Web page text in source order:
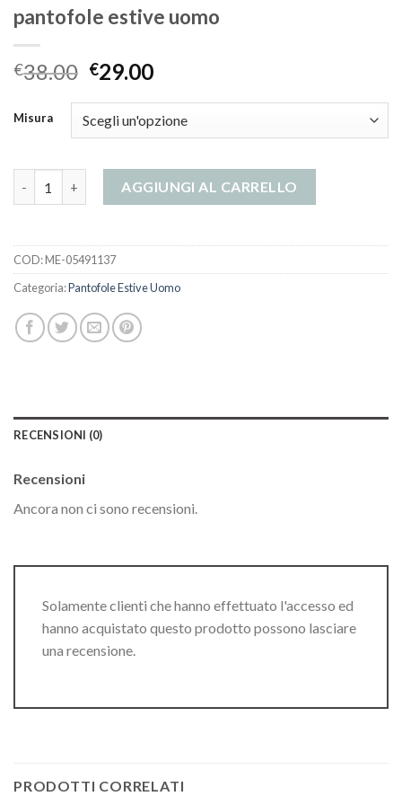
pantofole estive uomo
€38.00 €29.00
Misura
AGGIUNGI AL CARRELLO
COD:ME-05491137
Categoria:Pantofole Estive Uomo
RECENSIONI (0)
Recensioni
Ancora non ci sono recensioni.
Solamente clienti che hanno effettuato l'accesso ed
hanno acquistato questo prodotto possono lasciare
una recensione.
PRODOTTI CORRELATI